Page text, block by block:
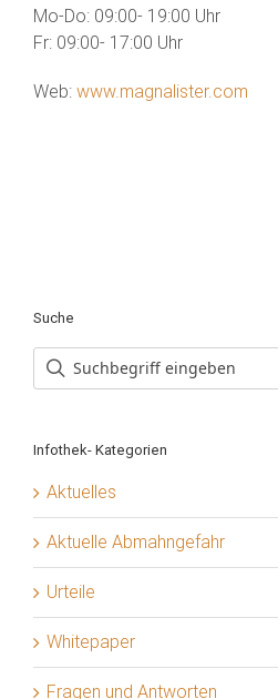
Mo-Do: 09:00- 19:00 Uhr
Fr: 09:00- 17:00 Uhr
Web: www.magnalister.com
Suche
Infothek- Kategorien
Aktuelles
Aktuelle Abmahngefahr
Urteile
Whitepaper
Fragen und Antworten